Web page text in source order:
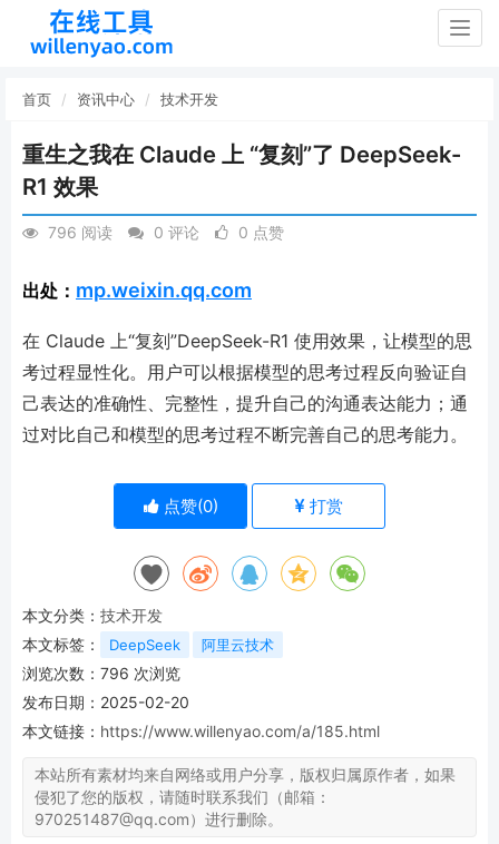
首页 资讯中心 技术开发
重生之我在 Claude 上 “复刻”了 DeepSeek-
R1 效果
796 阅读 0 评论 0 点赞
出处： mp.weixin.qq.com
在 Claude 上“复刻”DeepSeek-R1 使用效果，让模型的思
考过程显性化。用户可以根据模型的思考过程反向验证自
己表达的准确性、完整性，提升自己的沟通表达能力；通
过对比自己和模型的思考过程不断完善自己的思考能力。
点赞(0) 打赏
本文分类： 技术开发
本文标签：
DeepSeek 阿里云技术
浏览次数： 796 次浏览
发布日期：2025-02-20
本文链接： https://www.willenyao.com/a/185.html
本站所有素材均来自网络或用户分享，版权归属原作者，如果
侵犯了您的版权，请随时联系我们（邮箱：
970251487@qq.com）进行删除。